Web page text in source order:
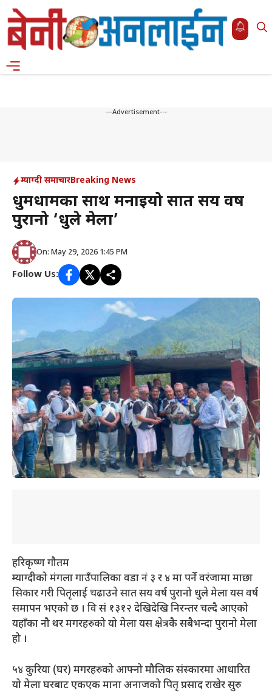
Skip
to
content
---Advertisement---
म्याग्दी समाचारBreaking News
धुमधामका साथ मनाइयो सात सय वर्ष
पुरानो ‘धुले मेला’
On: May 29, 2026 1:45 PM
Follow Us:
हरिकृष्ण गौतम
म्याग्दीको मंगला गाउँपालिका वडा नं ३ र ४ मा पर्ने वरंजामा माछा
सिकार गरी पितृलाई चढाउने सात सय वर्ष पुरानो धुले मेला यस वर्ष
समापन भएको छ । वि सं १३१२ देखिदेखि निरन्तर चल्दै आएको
यहाँका नौ थर मगरहरुको यो मेला यस क्षेत्रकै सबैभन्दा पुरानो मेला
हो ।
५४ कुरिया (घर) मगरहरुको आफ्नो मौलिक संस्कारमा आधारित
यो मेला घरबाट एकएक माना अनाजको पितृ प्रसाद राखेर सुरु